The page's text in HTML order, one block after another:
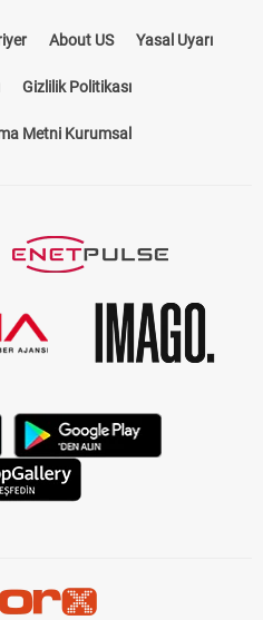
About US Yasal Uyarı
Gizlilik Politikası
Metni Kurumsal